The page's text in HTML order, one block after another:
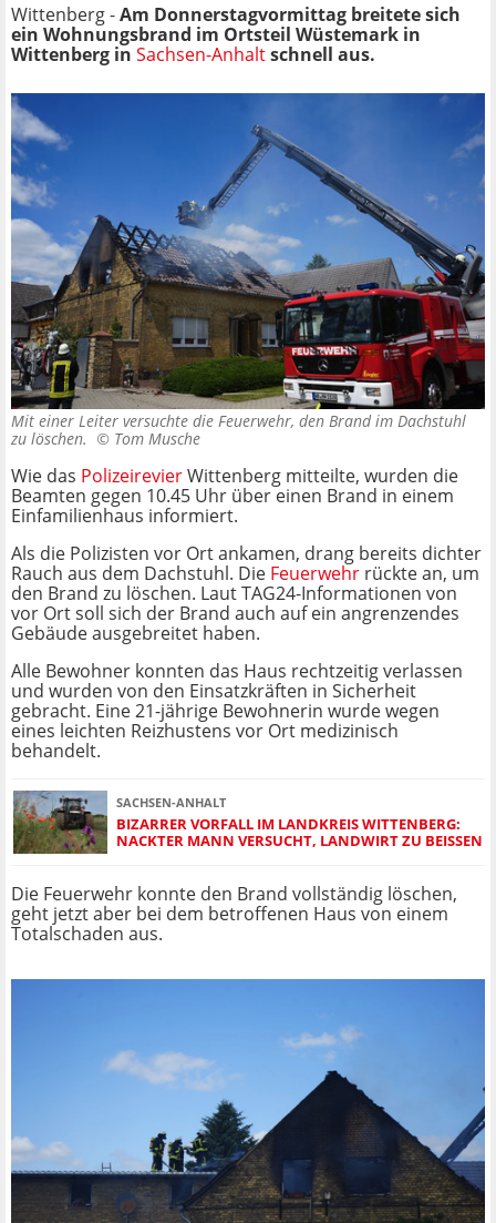
Wittenberg -Am Donnerstagvormittag breitete sich
ein Wohnungsbrand im Ortsteil Wüstemark in
Wittenberg in Sachsen-Anhaltschnell aus.
Mit einer Leiter versuchte die Feuerwehr, den Brand im Dachstuhl
zu löschen. © Tom Musche
Wie das PolizeirevierWittenberg mitteilte, wurden die
Beamten gegen 10.45 Uhr über einen Brand in einem
Einfamilienhaus informiert.
Als die Polizisten vor Ort ankamen, drang bereits dichter
Rauch aus dem Dachstuhl. Die Feuerwehr rückte an, um
den Brand zu löschen. Laut TAG24-Informationen von
vor Ort soll sich der Brand auch auf ein angrenzendes
Gebäude ausgebreitet haben.
Alle Bewohner konnten das Haus rechtzeitig verlassen
und wurden von den Einsatzkräften in Sicherheit
gebracht. Eine 21-jährige Bewohnerin wurde wegen
eines leichten Reizhustens vor Ort medizinisch
behandelt.
SACHSEN-ANHALT
BIZARRER VORFALL IM LANDKREIS WITTENBERG:
NACKTER MANN VERSUCHT, LANDWIRT ZU BEISSEN
Die Feuerwehr konnte den Brand vollständig löschen,
geht jetzt aber bei dem betroffenen Haus von einem
Totalschaden aus.